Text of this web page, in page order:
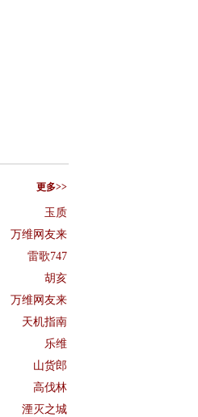
更多>>
玉质
万维网友来
雷歌747
胡亥
万维网友来
天机指南
乐维
山货郎
高伐林
湮灭之城